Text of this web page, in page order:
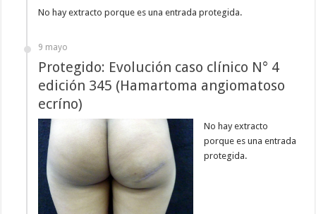
No hay extracto porque es una entrada protegida.
9 mayo
Protegido: Evolución caso clínico N° 4
edición 345 (Hamartoma angiomatoso
ecríno)
No hay extracto
porque es una entrada
protegida.